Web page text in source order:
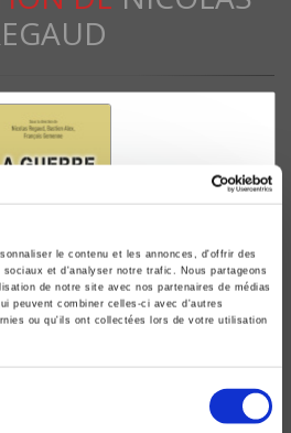
le contenu et les annonces, d'offrir des
et d'analyser notre trafic. Nous partageons
de notre site avec nos partenaires de médias
peuvent combiner celles-ci avec d'autres
ou qu'ils ont collectées lors de votre utilisation
climatique